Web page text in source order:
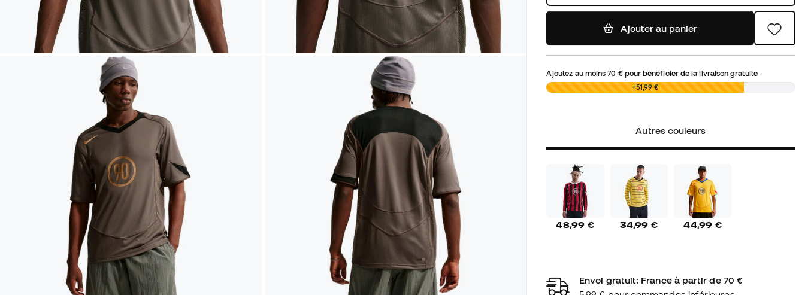
Ajouter au panier
Ajoutez au moins70 €pour bénéficier de la livraison gratuite
0,00 € +51,99 €
Autres couleurs
48,99 € 34,99 € 44,99 €
Envoi gratuit: France à partir de 70 €